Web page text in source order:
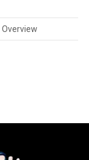
Overview